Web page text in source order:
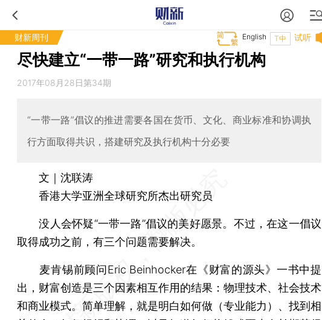
财新周刊 试听
T中
English
尽快建立“一带一路”研究和执行机构
2017年08月28日第34期
“一带一路”倡议的推进需要各国在货币、文化、商业标准和协调执
行方面取得共识，搭建研究及执行机构十分必要
文｜沈联涛
香港大学亚洲全球研究所杰出研究员
没人会怀疑“一带一路”倡议的美好愿景。不过，在这一倡议
取得成功之前，有三个问题需要解决。
麦肯锡前顾问Eric Beinhocker在《财富的源头》一书中提
出，财富创造是三个因素相互作用的结果：物理技术、社会技术
和商业模式。简单理解，就是明白如何做（专业能力）、找到相